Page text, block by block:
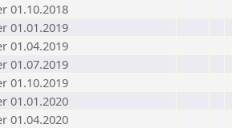
01.10.2018
01.01.2019
01.04.2019
01.07.2019
01.10.2019
01.01.2020
01.04.2020